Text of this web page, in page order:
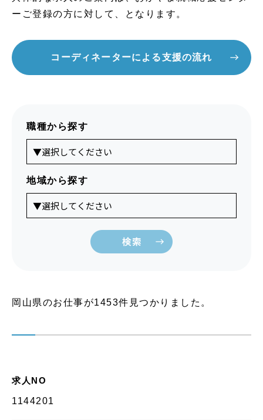
ーご登録の方に対して、となります。
コーディネーターによる支援の流れ
職種から探す
地域から探す
岡山県のお仕事が1453件見つかりました。
求人NO
1144201